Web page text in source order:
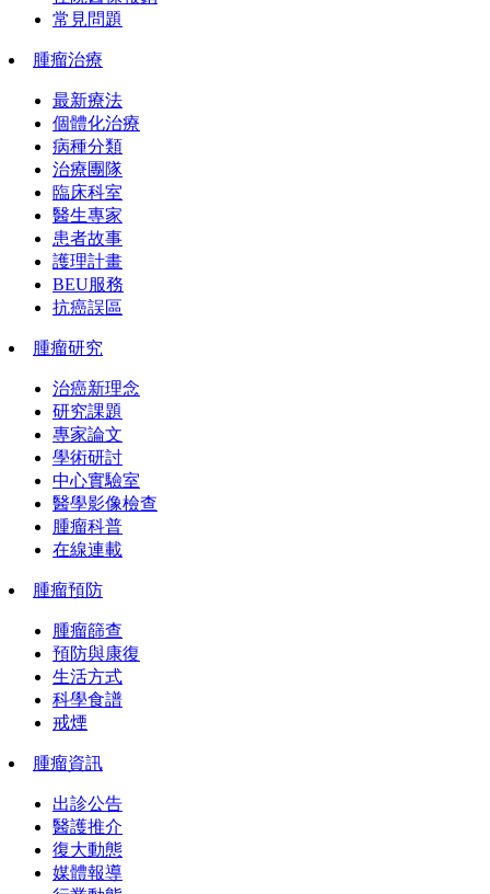
常見問題
腫瘤治療
最新療法
個體化治療
病種分類
治療團隊
臨床科室
醫生專家
患者故事
護理計畫
BEU服務
抗癌誤區
腫瘤研究
治癌新理念
研究課題
專家論文
學術研討
中心實驗室
醫學影像檢查
腫瘤科普
在線連載
腫瘤預防
腫瘤篩查
預防與康復
生活方式
科學食譜
戒煙
腫瘤資訊
出診公告
醫護推介
復大動態
媒體報導